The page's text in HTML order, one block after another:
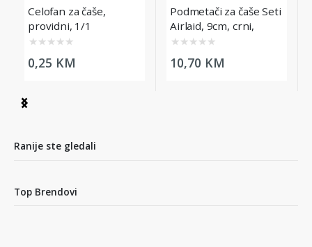
Celofan za čaše,
providni, 1/1
★ ★ ★ ★ ★
0,25 KM
Podmetači za čaše Seti
Airlaid, 9cm, crni,
500/1
★ ★ ★ ★ ★
10,70 KM
Item
3
Ranije ste gledali
Top Brendovi